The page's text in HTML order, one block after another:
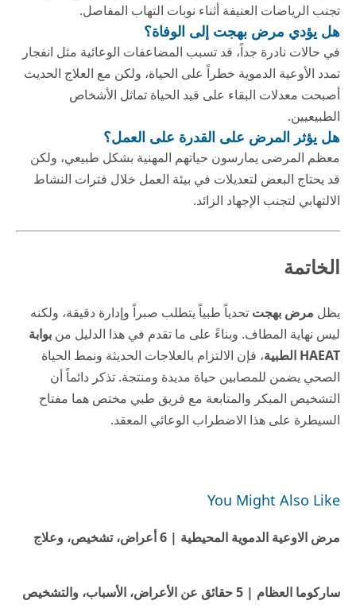
تجنب الرياضات العنيفة أثناء نوبات التهاب المفاصل.
هل يؤدي مرض بهجت إلى الوفاة؟
في حالات نادرة جداً، قد تسبب المضاعفات الوعائية مثل انفجار
تمدد الأوعية الدموية خطراً على الحياة، ولكن مع العلاج الحديث
أصبحت معدلات البقاء على قيد الحياة تماثل الأشخاص
الطبيعيين.
هل يؤثر المرض على القدرة على العمل؟
معظم المرضى يمارسون حياتهم المهنية بشكل طبيعي، ولكن
قد يحتاج البعض لتعديلات في بيئة العمل خلال فترات النشاط
الالتهابي لتجنب الإجهاد الزائد.
الخاتمة
يظل مرض بهجت تحدياً طبياً يتطلب صبراً وإدارة دقيقة، ولكنه
ليس نهاية المطاف. وبناءً على ما تقدم في هذا الدليل من بوابة
HAEAT الطبية
، فإن الالتزام بالعلاجات الحديثة ونمط الحياة
الصحي يضمن للمصابين حياة مديدة ومنتجة. تذكر دائماً أن
التشخيص المبكر والمتابعة مع فريق طبي مختص هما مفتاح
السيطرة على هذا الاضطراب الوعائي المعقد.
You Might Also Like
مرض الاوعية الدموية المحيطية | 6 أعراض، تشخيص، وعلاج
ساركوما العظام | 5 حقائق عن الأعراض، الأسباب، والتشخيص